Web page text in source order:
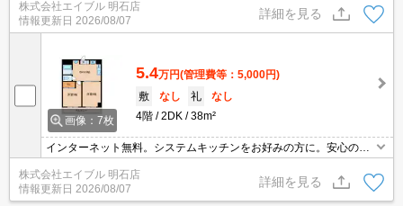
料で使い放題。バイク置き場あり。敷金・礼金0物件です!。
株式会社エイブル 明石店
情報更新日 2026/08/07
詳細を見る
画像：7枚
5.4万円(管理費等：5,000円)
敷
なし 礼
なし
4階
2DK 38m²
インターネット無料。システムキッチンをお好みの方に。安心のRC
造。南向きベランダで日当たりもGOOD。実物を見てお確かめくだ
さい。ぜひお問い合わせください!。
株式会社エイブル 明石店
情報更新日 2026/08/07
詳細を見る